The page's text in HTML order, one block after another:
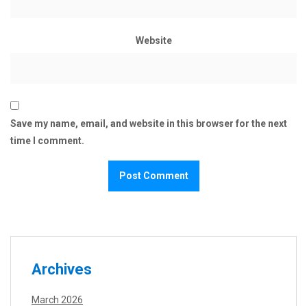
Website
Save my name, email, and website in this browser for the next
time I comment.
Archives
March 2026